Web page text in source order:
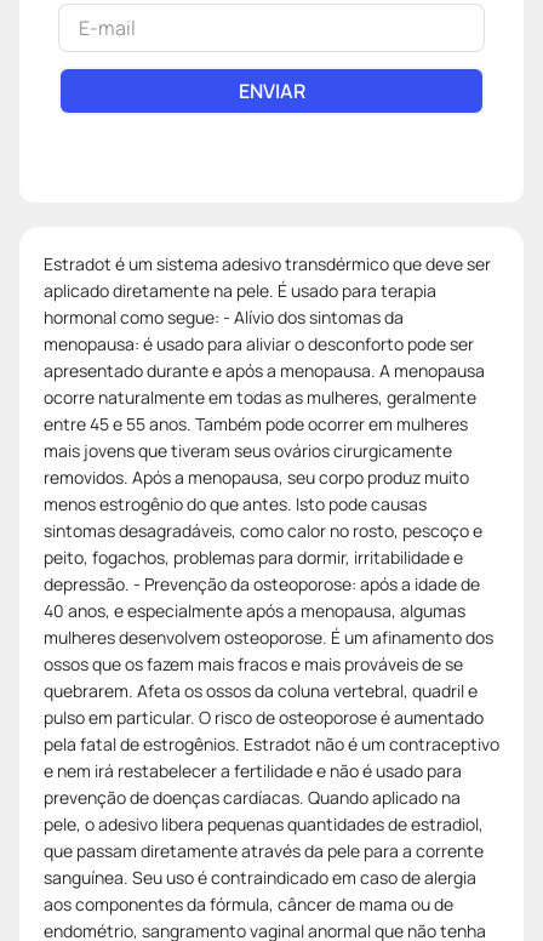
ENVIAR
Estradot é um sistema adesivo transdérmico que deve ser
aplicado diretamente na pele. É usado para terapia
hormonal como segue: - Alívio dos sintomas da
menopausa: é usado para aliviar o desconforto pode ser
apresentado durante e após a menopausa. A menopausa
ocorre naturalmente em todas as mulheres, geralmente
entre 45 e 55 anos. Também pode ocorrer em mulheres
mais jovens que tiveram seus ovários cirurgicamente
removidos. Após a menopausa, seu corpo produz muito
menos estrogênio do que antes. Isto pode causas
sintomas desagradáveis, como calor no rosto, pescoço e
peito, fogachos, problemas para dormir, irritabilidade e
depressão. - Prevenção da osteoporose: após a idade de
40 anos, e especialmente após a menopausa, algumas
mulheres desenvolvem osteoporose. É um afinamento dos
ossos que os fazem mais fracos e mais prováveis de se
quebrarem. Afeta os ossos da coluna vertebral, quadril e
pulso em particular. O risco de osteoporose é aumentado
pela fatal de estrogênios. Estradot não é um contraceptivo
e nem irá restabelecer a fertilidade e não é usado para
prevenção de doenças cardíacas. Quando aplicado na
pele, o adesivo libera pequenas quantidades de estradiol,
que passam diretamente através da pele para a corrente
sanguínea. Seu uso é contraindicado em caso de alergia
aos componentes da fórmula, câncer de mama ou de
endométrio, sangramento vaginal anormal que não tenha